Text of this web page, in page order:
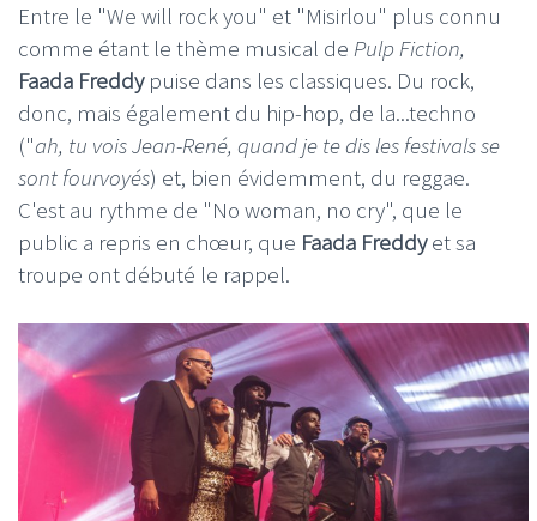
Entre le "We will rock you" et "Misirlou" plus connu
comme étant le thème musical de Pulp Fiction,
Faada Freddy puise dans les classiques. Du rock,
donc, mais également du hip-hop, de la...techno
("ah, tu vois Jean-René, quand je te dis les festivals se
sont fourvoyés) et, bien évidemment, du reggae.
C'est au rythme de "No woman, no cry", que le
public a repris en chœur, que Faada Freddyet sa
troupe ont débuté le rappel.